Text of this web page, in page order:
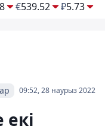
€539.52 ₽5.73
09:52, 28 наурыз 2022